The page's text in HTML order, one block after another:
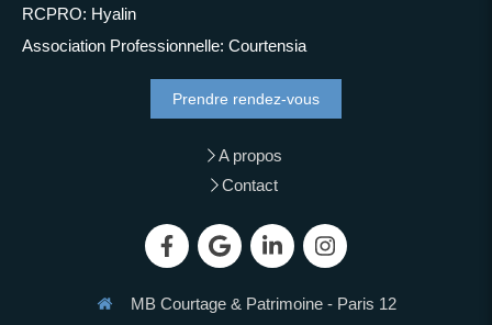
RCPRO: Hyalin
Association Professionnelle: Courtensia
Prendre rendez-vous
A propos
Contact
MB Courtage & Patrimoine - Paris 12